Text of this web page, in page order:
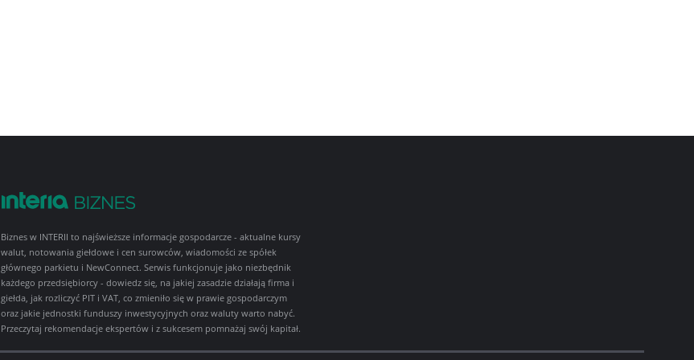
Biznes w INTERII to najświeższe informacje gospodarcze - aktualne kursy
walut, notowania giełdowe i cen surowców, wiadomości ze spółek
głównego parkietu i NewConnect. Serwis funkcjonuje jako niezbędnik
każdego przedsiębiorcy - dowiedz się, na jakiej zasadzie działają firma i
giełda, jak rozliczyć PIT i VAT, co zmieniło się w prawie gospodarczym
oraz jakie jednostki funduszy inwestycyjnych oraz waluty warto nabyć.
Przeczytaj rekomendacje ekspertów i z sukcesem pomnażaj swój kapitał.